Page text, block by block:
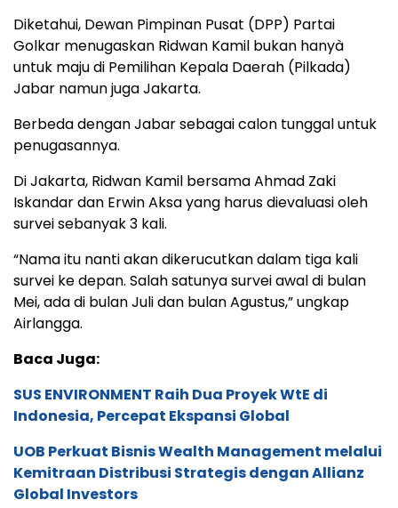
Diketahui, Dewan Pimpinan Pusat (DPP) Partai
Golkar menugaskan Ridwan Kamil bukan hanyà
untuk maju di Pemilihan Kepala Daerah (Pilkada)
Jabar namun juga Jakarta.
Berbeda dengan Jabar sebagai calon tunggal untuk
penugasannya.
Di Jakarta, Ridwan Kamil bersama Ahmad Zaki
Iskandar dan Erwin Aksa yang harus dievaluasi oleh
survei sebanyak 3 kali.
“Nama itu nanti akan dikerucutkan dalam tiga kali
survei ke depan. Salah satunya survei awal di bulan
Mei, ada di bulan Juli dan bulan Agustus,” ungkap
Airlangga.
Baca Juga:
SUS ENVIRONMENT Raih Dua Proyek WtE di
Indonesia, Percepat Ekspansi Global
UOB Perkuat Bisnis Wealth Management melalui
Kemitraan Distribusi Strategis dengan Allianz
Global Investors